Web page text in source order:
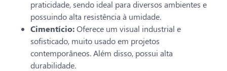
praticidade, sendo ideal para diversos ambientes e
possuindo alta resistência à umidade.
Cimentício:Oferece um visual industrial e
sofisticado, muito usado em projetos
contemporâneos. Além disso, possui alta
durabilidade.